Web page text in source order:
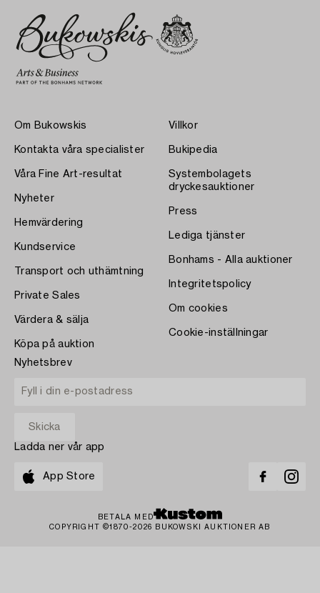
Om Bukowskis
Kontakta våra specialister
Våra Fine Art-resultat
Nyheter
Hemvärdering
Kundservice
Transport och uthämtning
Private Sales
Värdera & sälja
Köpa på auktion
Villkor
Bukipedia
Systembolagets
dryckesauktioner
Press
Lediga tjänster
Bonhams - Alla auktioner
Integritetspolicy
Om cookies
Cookie-inställningar
Nyhetsbrev
Ladda ner vår app
App Store
BETALA MED
COPYRIGHT ©1870-2026 BUKOWSKI AUKTIONER AB